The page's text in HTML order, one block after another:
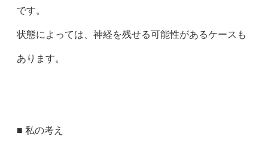
です。
状態によっては、神経を残せる可能性があるケースも
あります。
■ 私の考え